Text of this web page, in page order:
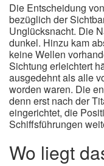
Die Entscheidung
bezüglich der
Unglücksnacht. Die
dunkel. Hinzu kam
keine Wellen
Sichtung erleichtert
ausgedehnt als alle
worden waren. Die
denn erst nach der
eingerichtet, die
Schiffsführungen
Wo liegt